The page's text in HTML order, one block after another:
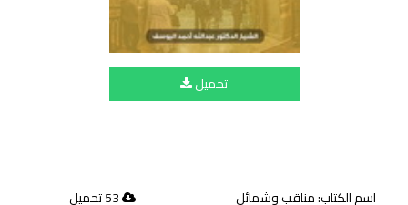
تحميل
اسم الكتاب: مناقب وشمائل